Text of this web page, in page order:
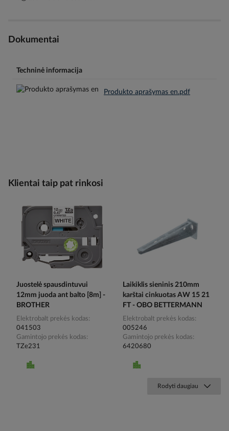
Dokumentai
Techninė informacija
Produkto aprašymas en.pdf
Klientai taip pat rinkosi
Juostelė spausdintuvui
12mm juoda ant balto [8m] -
BROTHER
Elektrobalt prekės kodas
041503
Gamintojo prekės kodas
TZe231
Laikiklis sieninis 210mm
karštai cinkuotas AW 15 21
FT - OBO BETTERMANN
Elektrobalt prekės kodas
005246
Gamintojo prekės kodas
6420680
Rodyti daugiau